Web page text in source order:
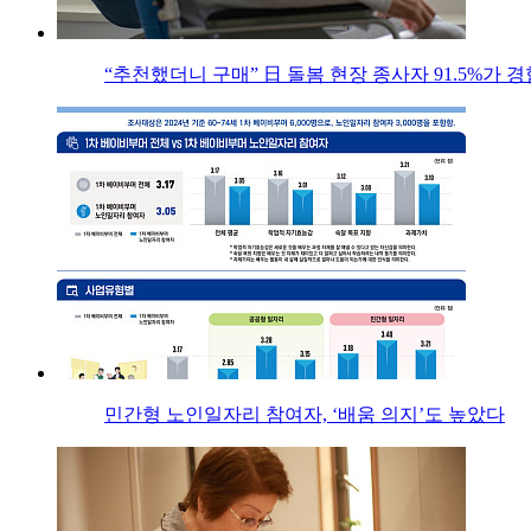
“추천했더니 구매” 日 돌봄 현장 종사자 91.5%가 경
민간형 노인일자리 참여자, ‘배움 의지’도 높았다